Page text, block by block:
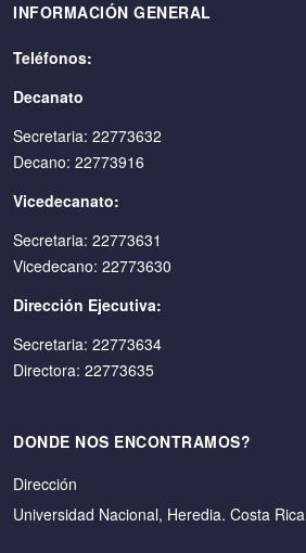
INFORMACIÓN GENERAL
Teléfonos:
Decanato
Secretaria: 22773632
Decano: 22773916
Vicedecanato:
Secretaria: 22773631
Vicedecano: 22773630
Dirección Ejecutiva:
Secretaria: 22773634
Directora: 22773635
DONDE NOS ENCONTRAMOS?
Dirección
Universidad Nacional, Heredia. Costa Rica